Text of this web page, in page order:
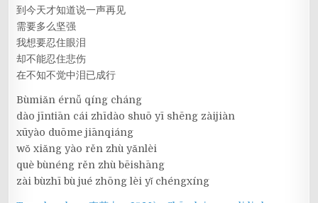
到今天才知道说一声再见
需要多么坚强
我想要忍住眼泪
却不能忍住悲伤
在不知不觉中泪已成行
Bùmiǎn érnǚ qíng cháng
dào jīntiān cái zhīdào shuō yī shēng zàijiàn
xūyào duōme jiānqiáng
wǒ xiǎng yào rěn zhù yǎnlèi
què bùnéng rěn zhù bēishāng
zài bùzhī bù jué zhōng lèi yǐ chéngxíng